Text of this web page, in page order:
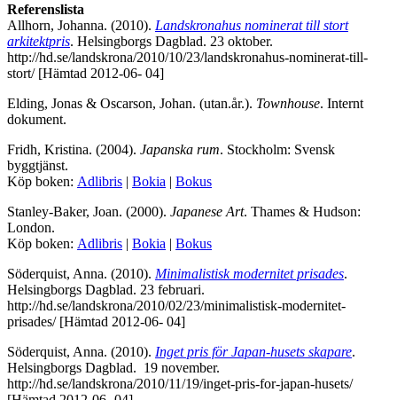
Referenslista
Allhorn, Johanna. (2010). Landskronahus nominerat till stort
arkitektpris. Helsingborgs Dagblad. 23 oktober.
http://hd.se/landskrona/2010/10/23/landskronahus-nominerat-till-
stort/ [Hämtad 2012-06- 04]
Elding, Jonas & Oscarson, Johan. (utan.år.). Townhouse. Internt
dokument.
Fridh, Kristina. (2004). Japanska rum. Stockholm: Svensk
byggtjänst.
Köp boken: Adlibris | Bokia | Bokus
Stanley-Baker, Joan. (2000). Japanese Art. Thames & Hudson:
London.
Köp boken: Adlibris | Bokia | Bokus
Söderquist, Anna. (2010). Minimalistisk modernitet prisades.
Helsingborgs Dagblad. 23 februari.
http://hd.se/landskrona/2010/02/23/minimalistisk-modernitet-
prisades/ [Hämtad 2012-06- 04]
Söderquist, Anna. (2010). Inget pris för Japan-husets skapare.
Helsingborgs Dagblad. 19 november.
http://hd.se/landskrona/2010/11/19/inget-pris-for-japan-husets/